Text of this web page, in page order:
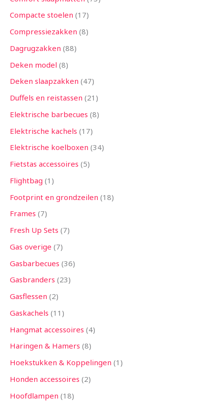
Compacte stoelen 17
Compressiezakken 8
Dagrugzakken 88
Deken model 8
Deken slaapzakken 47
Duffels en reistassen 21
Elektrische barbecues 8
Elektrische kachels 17
Elektrische koelboxen 34
Fietstas accessoires 5
Flightbag 1
Footprint en grondzeilen 18
Frames 7
Fresh Up Sets 7
Gas overige 7
Gasbarbecues 36
Gasbranders 23
Gasflessen 2
Gaskachels 11
Hangmat accessoires 4
Haringen & Hamers 8
Hoekstukken & Koppelingen 1
Honden accessoires 2
Hoofdlampen 18